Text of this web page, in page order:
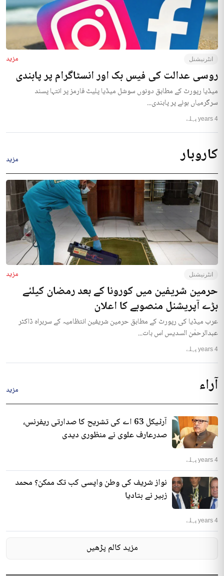
انٹرنیشنل مزید
روسی عدالت کی فیس بک اور انسٹاگرام پر پابندی
میڈیا رپورٹ کے مطابق دونوں سوشل میڈیا پلیٹ فارمز پر انتہا پسند
سرگرمیاں ہونے پر پابندی...
4 years پہلے
کاروبار مزید
انٹرنیشنل مزید
حرمین شریفین میں کورونا کے بعد رمضان کیلئے
بڑے آپریشنل منصوبے کا اعلان
عرب میڈیا کی رپورٹ کے مطابق حرمین شریفین انتظامیہ کے سربراہ ڈاکٹر
عبدالرحمٰن السدیس اس بات...
4 years پہلے
آراء مزید
آرٹیکل 63 اے کی تشریح کا صدارتی ریفرنس،
صدرعارف علوی نے منظوری دیدی
4 years پہلے
نواز شریف کی وطن واپسی کب تک ممکن؟ محمد
زبیر نے بتادیا
4 years پہلے
مزید کالم پڑھیں